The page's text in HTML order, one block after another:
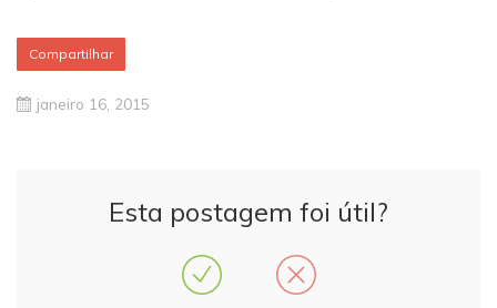
Compartilhar
janeiro 16, 2015
Esta postagem foi útil?